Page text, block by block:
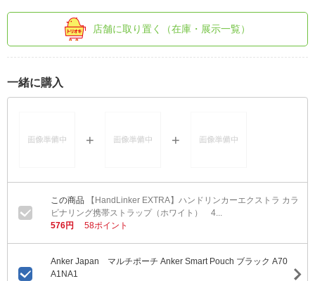
店舗に取り置く（在庫・展示一覧）
一緒に購入
【HandLinker EXTRA】ハンドリンカーエクストラ カラ
ビナリング携帯ストラップ（ホワイト） 4...
576円
58ポイント
Anker Japan マルチポーチ Anker Smart Pouch ブラック A70
A1NA1